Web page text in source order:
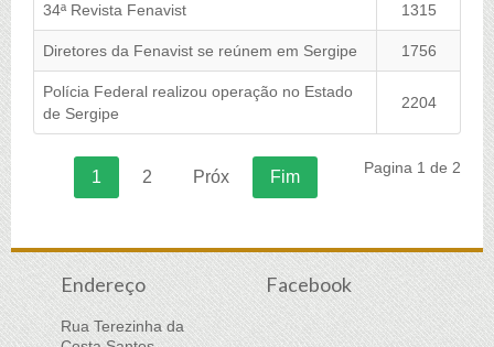
34ª Revista Fenavist 1315
Diretores da Fenavist se reúnem em Sergipe 1756
Polícia Federal realizou operação no Estado
de Sergipe
2204
Pagina 1 de 2
1 2 Próx Fim
Endereço
Rua Terezinha da
Facebook